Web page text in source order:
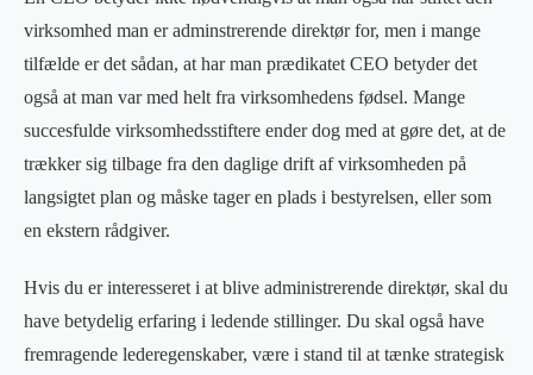
virksomhed man er adminstrerende direktør for, men i mange
tilfælde er det sådan, at har man prædikatet CEO betyder det
også at man var med helt fra virksomhedens fødsel. Mange
succesfulde virksomhedsstiftere ender dog med at gøre det, at de
trækker sig tilbage fra den daglige drift af virksomheden på
langsigtet plan og måske tager en plads i bestyrelsen, eller som
en ekstern rådgiver.
Hvis du er interesseret i at blive administrerende direktør, skal du
have betydelig erfaring i ledende stillinger. Du skal også have
fremragende lederegenskaber, være i stand til at tænke strategisk